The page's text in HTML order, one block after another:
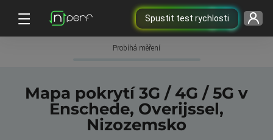
Spustit test rychlosti
Probíhá měření
Mapa pokrytí 3G / 4G / 5G v
Enschede, Overijssel,
Nizozemsko